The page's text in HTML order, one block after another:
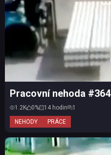
NEHODY PRÁCE
Pracovní nehoda #364
1.2K 0% 14 hodin 1